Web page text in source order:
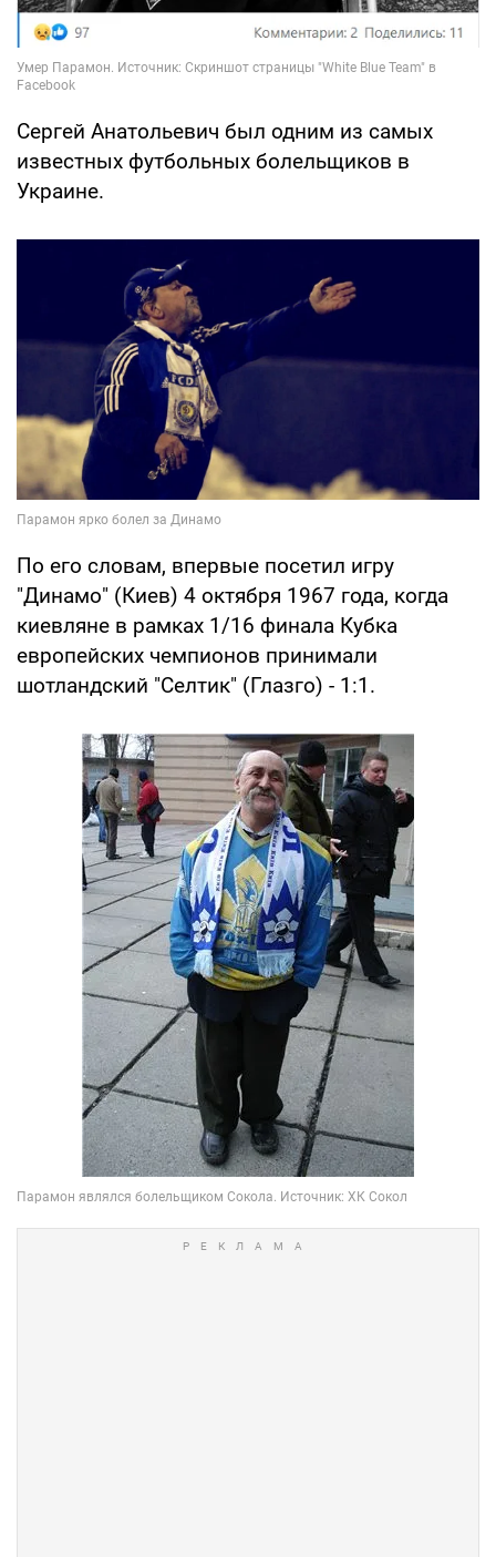
Сергей Анатольевич был одним из самых
известных футбольных болельщиков в
Украине.
По его словам, впервые посетил игру
"Динамо" (Киев) 4 октября 1967 года, когда
киевляне в рамках 1/16 финала Кубка
европейских чемпионов принимали
шотландский "Селтик" (Глазго) - 1:1.